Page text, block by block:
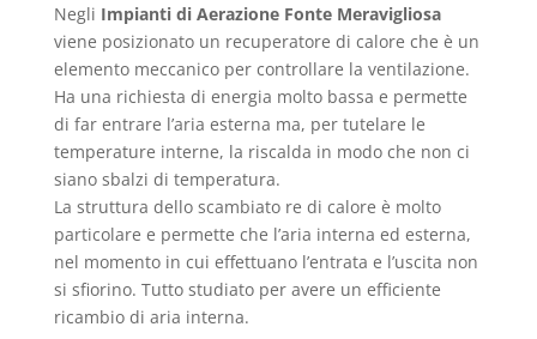
Negli Impianti di Aerazione Fonte Meravigliosa
viene posizionato un recuperatore di calore che è un
elemento meccanico per controllare la ventilazione.
Ha una richiesta di energia molto bassa e permette
di far entrare l’aria esterna ma, per tutelare le
temperature interne, la riscalda in modo che non ci
siano sbalzi di temperatura.
La struttura dello scambiato re di calore è molto
particolare e permette che l’aria interna ed esterna,
nel momento in cui effettuano l’entrata e l’uscita non
si sfiorino. Tutto studiato per avere un efficiente
ricambio di aria interna.